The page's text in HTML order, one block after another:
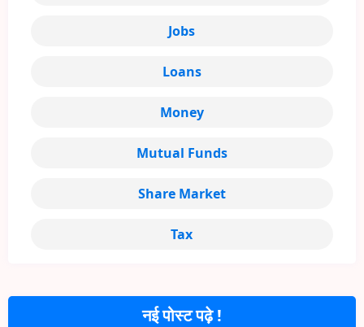
नई पोस्ट पढ़े !
Jobs
Loans
Money
Mutual Funds
Share Market
Tax